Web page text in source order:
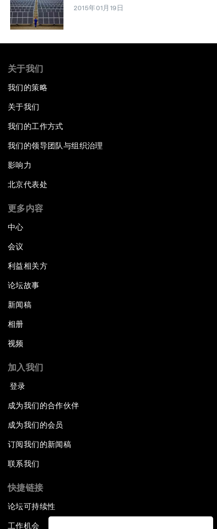
2015年01月19日
关于我们
我们的策略
关于我们
我们的工作方式
我们的领导团队与组织治理
影响力
北京代表处
更多内容
中心
会议
利益相关方
论坛故事
新闻稿
相册
视频
加入我们
登录
成为我们的合作伙伴
成为我们的会员
订阅我们的新闻稿
联系我们
快捷链接
论坛可持续性
工作机会